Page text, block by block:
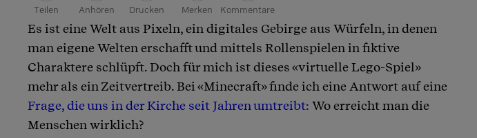
Teilen Anhören Drucken Merken Kommentare
Artikel teilen
Es ist eine Welt aus Pixeln, ein digitales Gebirge aus Würfeln, in denen
man eigene Welten erschafft und mittels Rollenspielen in fiktive
Charaktere schlüpft. Doch für mich ist dieses «virtuelle Lego-Spiel»
mehr als ein Zeitvertreib. Bei «Minecraft» finde ich eine Antwort auf eine
Frage, die uns in der Kirche seit Jahren umtreibt: Wo erreicht man die
Menschen wirklich?